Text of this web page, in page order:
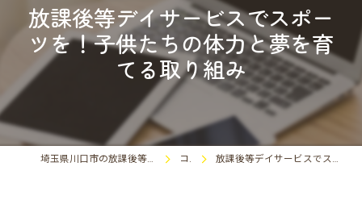
放課後等デイサービスでスポー
ツを！子供たちの体力と夢を育
てる取り組み
埼玉県川口市の放課後等デイサービスならウィズ・ユー川口東領家 コラム 放課後等デイサービスでスポーツを！子供たちの体力と夢を育てる取り組み